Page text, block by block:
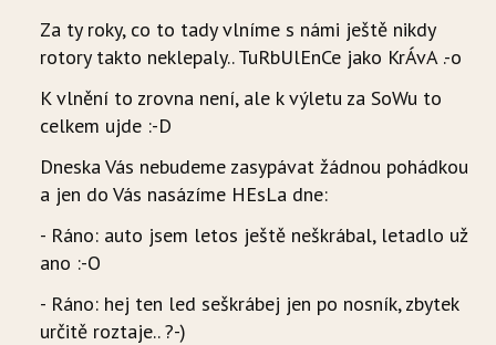
Za ty roky, co to tady vlníme s námi ještě nikdy
rotory takto neklepaly.. TuRbUlEnCe jako KrÁvA .-o
K vlnění to zrovna není, ale k výletu za SoWu to
celkem ujde :-D
Dneska Vás nebudeme zasypávat žádnou pohádkou
a jen do Vás nasázíme HEsLa dne:
- Ráno: auto jsem letos ještě neškrábal, letadlo už
ano :-O
- Ráno: hej ten led seškrábej jen po nosník, zbytek
určitě roztaje.. ?-)